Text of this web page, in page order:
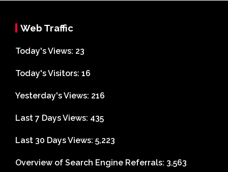
Web Traffic
Today's Views: 23
Today's Visitors: 16
Yesterday's Views: 216
Last 7 Days Views: 435
Last 30 Days Views: 5,223
Overview of Search Engine Referrals: 3,563